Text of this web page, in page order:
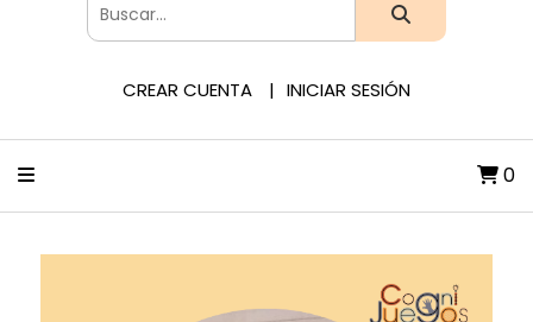
CREAR CUENTA INICIAR SESIÓN
0